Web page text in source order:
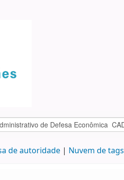
de autoridade Nuvem de tags